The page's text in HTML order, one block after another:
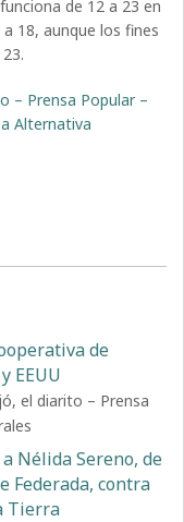
de 12 a 23 en
18, aunque los fines
– Prensa Popular –
Alternativa
de
EEUU
el diarito – Prensa
Nélida Sereno, de
Federada, contra
Tierra